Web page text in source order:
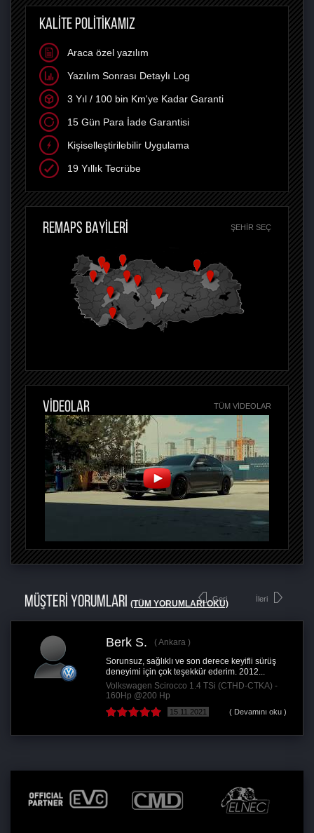
KALİTE POLİTİKAMIZ
Araca özel yazılım
Yazılım Sonrası Detaylı Log
3 Yıl / 100 bin Km'ye Kadar Garanti
15 Gün Para İade Garantisi
Kişiselleştirilebilir Uygulama
19 Yıllık Tecrübe
REMAPS BAYİLERİ ŞEHIR SEÇ
VİDEOLAR TÜM VIDEOLAR
MÜŞTERİ YORUMLARI (TÜM YORUMLARI OKU)
Geri
Berk S.
Ankara
Sorunsuz, sağlıklı ve son derece keyifli sürüş
deneyimi için çok teşekkür ederim. 2012...
Volkswagen Scirocco 1.4 TSi (CTHD-CTKA) -
160Hp @200 Hp
15.11.2021 ( Devamını oku )
İleri